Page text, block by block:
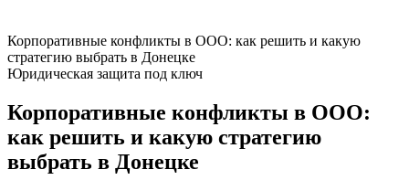
Корпоративные
конфликты
в
как
решить
и
какую
стратегию
Корпоративные конфликты в ООО: как решить и какую
стратегию выбрать в Донецке
Юридическая защита под ключ
Корпоративные конфликты в ООО:
как решить и какую стратегию
выбрать в Донецке